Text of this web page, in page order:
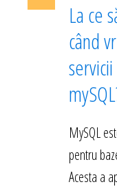
La ce
când
MySQL
pentru
Acesta a